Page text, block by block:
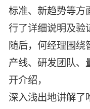
标准、新趋势等方
行了详细说明及验
随后，何经理围绕
产线、研发团队、
开介绍，
深入浅出地讲解了